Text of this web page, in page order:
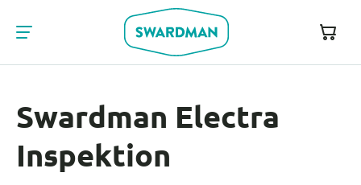
Swardman Electra
Inspektion